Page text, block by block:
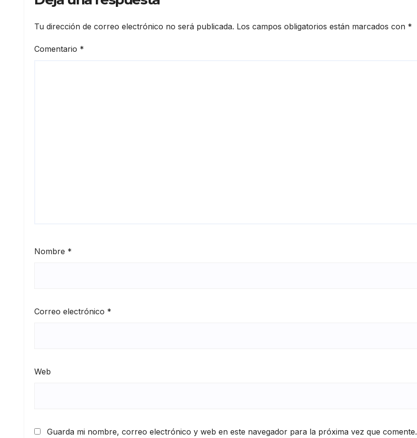
Tu dirección de correo electrónico no será publicada. Los campos obligatorios están marcados con *
Comentario *
Nombre *
Correo electrónico *
Web
Guarda mi nombre, correo electrónico y web en este navegador para la próxima vez que comente.